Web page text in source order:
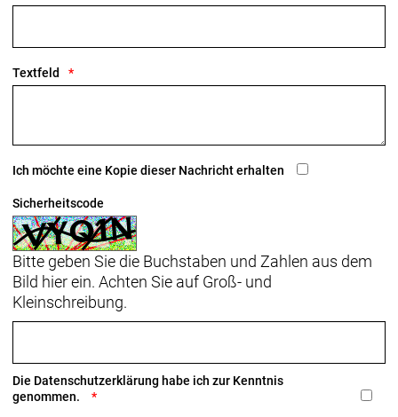
Sattelstütze: KVF Aero-Carbonsattelstütze, 20 mm
Räder: Bontrager Aeolus RSL 51, OCLV Carbon,
Tubeless Ready, 51 mm Profilhöhe, 100 x 12 mm-
Bontrager Aeolus RSL 51, OCLV Carbon, Tubeless
Ready, 51 mm Profilhöhe, 11/12fach-Freilaufnabe
von Shimano, 142 x 12 mm-Steckachse
Textfeld
Ich möchte eine Kopie dieser Nachricht erhalten
Sicherheitscode
Bitte geben Sie die Buchstaben und Zahlen aus dem
Bild hier ein. Achten Sie auf Groß- und
Kleinschreibung.
Die Datenschutzerklärung habe ich zur Kenntnis
genommen.